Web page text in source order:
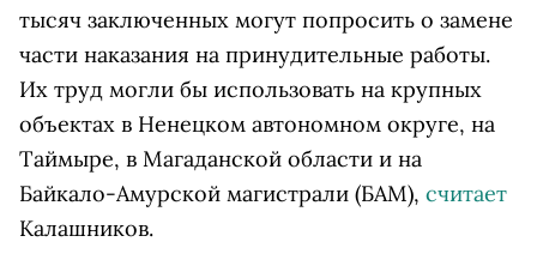
тысяч заключенных могут попросить о замене
части наказания на принудительные работы.
Их труд могли бы использовать на крупных
объектах в Ненецком автономном округе, на
Таймыре, в Магаданской области и на
Байкало-Амурской магистрали (БАМ), считает
Калашников.